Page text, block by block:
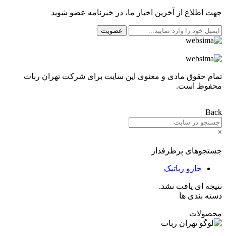
جهت اطلاع از آخرین اخبار ما، در خبرنامه عضو شوید
عضویت
تمام حقوق مادی و معنوی این سایت برای شرکت تهران ربات
محفوظ است.
Back
×
جستجوهای پرطرفدار
جارو رباتیک
نتیجه ای یافت نشد.
دسته بندی ها
محصولات